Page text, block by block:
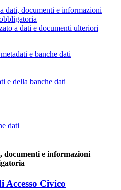
dati, documenti e informazioni
a dati e documenti ulteriori
e banche dati
e della banche dati
dati
documenti e informazioni
Accesso Civico